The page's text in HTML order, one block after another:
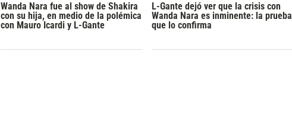
Wanda Nara fue al show de Shakira
con su hija, en medio de la polémica
con Mauro Icardi y L-Gante
L-Gante dejó ver que la crisis con
Wanda Nara es inminente: la prueba
que lo confirma